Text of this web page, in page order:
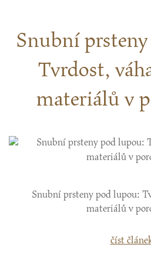
Snubní
Tvrdost,
materiálů v
Snubní prsteny pod lupou:
materiálů v
číst